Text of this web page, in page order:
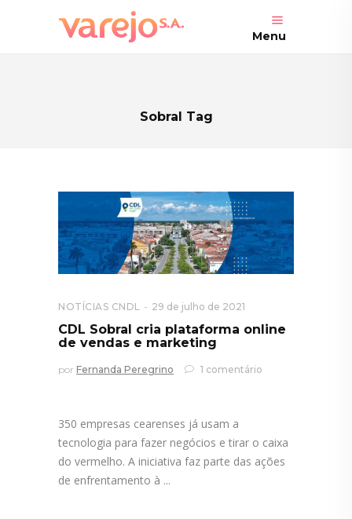
Menu
Sobral Tag
NOTÍCIAS CNDL 29 de julho de 2021
CDL Sobral cria plataforma online
de vendas e marketing
por Fernanda Peregrino 1 comentário
350 empresas cearenses já usam a
tecnologia para fazer negócios e tirar o caixa
do vermelho. A iniciativa faz parte das ações
de enfrentamento à